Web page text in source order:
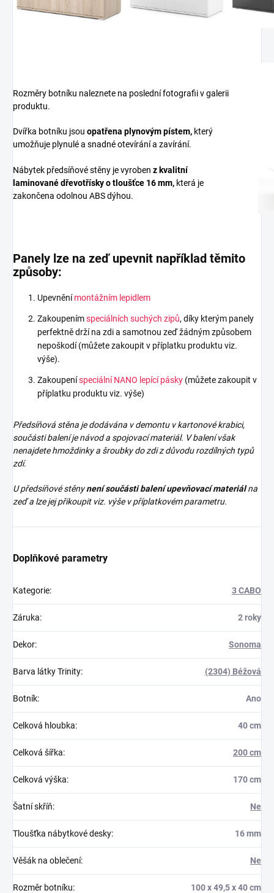
Rozměry botníku naleznete na poslední fotografii v galerii
produktu.
Dvířka botníku jsou opatřena plynovým pístem, který
umožňuje plynulé a snadné otevírání a zavírání.
Nábytek předsíňové stěny je vyroben z kvalitní
laminované dřevotřískyo tloušťce 16 mm, která je
zakončena odolnou ABS dýhou.
Panely lze na zeď upevnit například těmito
způsoby:
Upevněnímontážním lepidlem
Zakoupenímspeciálních suchých zipů, díky kterým panely
perfektně drží na zdi a samotnou zeď žádným způsobem
nepoškodí (můžete zakoupit v příplatku produktu viz.
výše).
Zakoupeníspeciální NANO lepící pásky (můžete zakoupit v
příplatku produktu viz. výše)
Předsíňová stěna je dodávána v demontu v kartonové krabici,
součásti balení je návod a spojovací materiál. V balení však
nenajdetehmoždinky a šroubky do zdi z důvodu rozdílných typů
zdí.
U předsíňové stěnynení součásti balení upevňovací materiálna
zeď a lze jej přikoupit viz. výše v příplatkovém parametru.
Doplňkové parametry
Kategorie: 3 CABO
Záruka: 2 roky
Dekor: Sonoma
Barva látky Trinity: (2304) Béžová
Botník: Ano
Celková hloubka: 40 cm
Celková šířka: 200 cm
Celková výška: 170 cm
Šatní skříň: Ne
Tloušťka nábytkové desky: 16 mm
Věšák na oblečení: Ne
Rozměr botníku: 100 x 49,5 x 40 cm